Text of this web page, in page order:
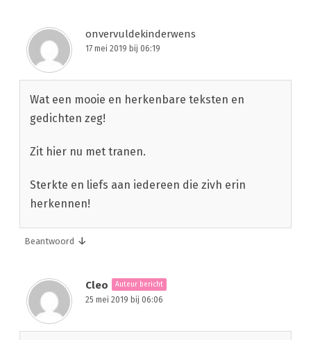
onvervuldekinderwens
17 mei 2019 bij 06:19
Wat een mooie en herkenbare teksten en
gedichten zeg!
Zit hier nu met tranen.
Sterkte en liefs aan iedereen die zivh erin
herkennen!
Beantwoord ↓
Cleo Auteur bericht
25 mei 2019 bij 06:06